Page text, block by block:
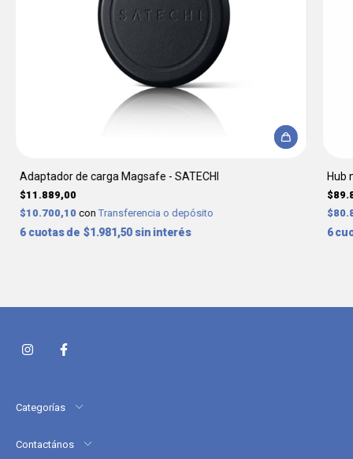
Adaptador de carga Magsafe - SATECHI
$11.889,00
$10.700,10 con Transferencia o depósito
6 $1.981,50 sin interés
Hub
6
Categorías
Contactános